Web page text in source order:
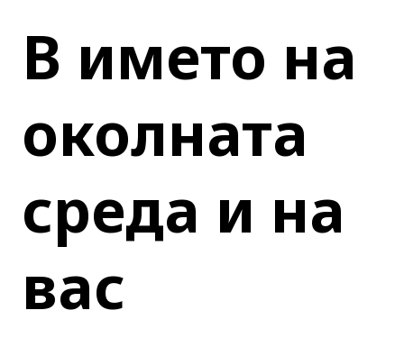
В името на
околната
среда и на
вас